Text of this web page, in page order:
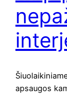
apsaugos